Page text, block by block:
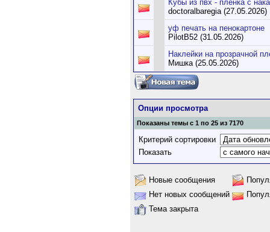
Кубы из пвх - пленка с
doctoralbaregia (27.05.2026)
уф печать на пенокартоне
PilotB52 (31.05.2026)
Наклейки на прозрачной
Мишка (25.05.2026)
Опции просмотра
Показаны темы с 1 по 25 из 7170
Критерий сортировки
Показать
Новые сообщения
Нет новых сообщений
Тема закрыта